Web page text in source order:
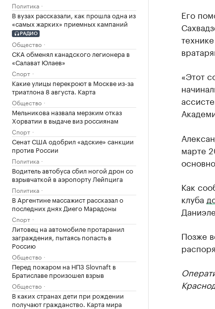
Политика
В вузах рассказали, как прошла одна из
«самых жарких» приемных кампаний
РАДИО
Общество
СКА обменял канадского легионера в
«Салават Юлаев»
Спорт
Какие улицы перекроют в Москве из-за
триатлона 8 августа. Карта
Общество
Мельникова назвала мерзким отказ
Хорватии в выдаче виз россиянам
Спорт
Сенат США одобрил «адские» санкции
против России
Политика
Водитель автобуса сбил ногой дрон со
взрывчаткой в аэропорту Лейпцига
Политика
В Аргентине массажист рассказал о
последних днях Диего Марадоны
Спорт
Литовец на автомобиле протаранил
заграждения, пытаясь попасть в
Россию
Общество
Перед пожаром на НПЗ Slovnaft в
Братиславе произошел взрыв
Общество
В каких странах дети при рождении
получают гражданство. Карта мира
Его
«Этот
марте
Как
клуба
Позже